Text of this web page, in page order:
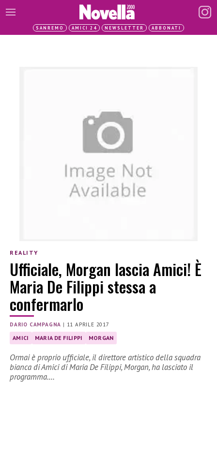
SANREMO AMICI 24 NEWSLETTER ABBONATI
REALITY
Ufficiale, Morgan lascia Amici! È
Maria De Filippi stessa a
confermarlo
DARIO CAMPAGNA | 11 APRILE 2017
AMICI MARIA DE FILIPPI MORGAN
Ormai è proprio ufficiale, il direttore artistico della squadra
bianca di Amici di Maria De Filippi, Morgan, ha lasciato il
programma.…